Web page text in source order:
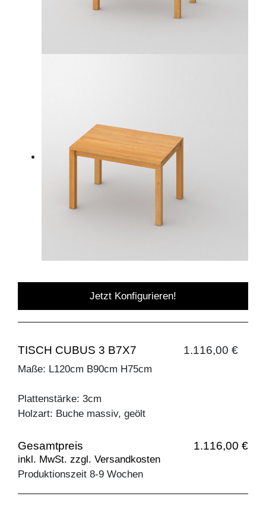
Jetzt Konfigurieren!
TISCH CUBUS 3 B7X7 1.116,00 €
Maße: L120cm B90cm H75cm
Plattenstärke: 3cm
Holzart: Buche massiv, geölt
Gesamtpreis 1.116,00 €
inkl. MwSt. zzgl. Versandkosten
Produktionszeit 8-9 Wochen